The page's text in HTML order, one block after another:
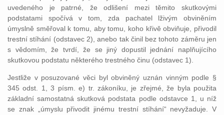
uvedeného je patrné, že odlišení mezi těmito skutkovými
podstatami spočívá v tom, zda pachatel lživým obviněním
úmyslně směřoval k tomu, aby tomu, koho křivě obviňuje, přivodil
trestní stíhání (odstavec 2), anebo tak činil bez tohoto záměru jen
s vědomím, že tvrdí, že se jiný dopustil jednání naplňujícího
skutkovou podstatu některého trestného činu (odstavec 1).
Jestliže v posuzované věci byl obviněný uznán vinným podle §
345 odst. 1, 3 písm. e) tr. zákoníku, je zřejmé, že byla použita
základní samostatná skutková podstata podle odstavce 1, u níž
se znak „úmyslu přivodit jinému trestní stíhání“ nevyžaduje. V